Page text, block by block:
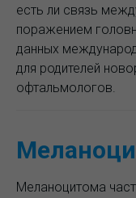
есть ли связь
поражением
данных
для родителей
офтальмологов.
Меланоцитома